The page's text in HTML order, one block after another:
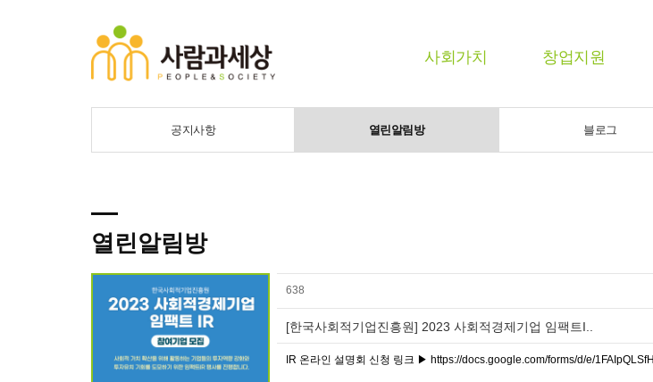
사회가치 창업지원
공지사항 열린알림방 블로그
열린알림방
638
[한국사회적기업진흥원] 2023 사회적경제기업 임팩트I..
IR 온라인 설명회 신청 링크 ▶ https://docs.google.com/forms/d/e/